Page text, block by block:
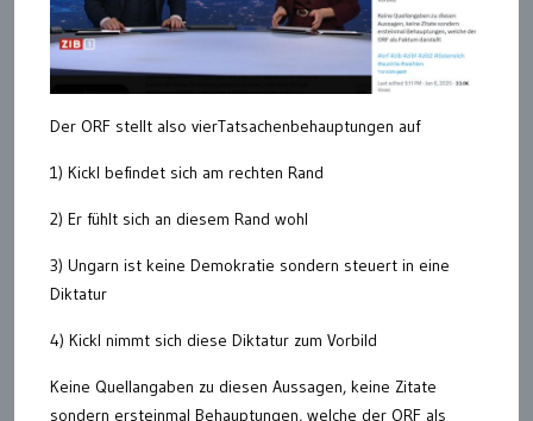
Der ORF stellt also vierTatsachenbehauptungen auf
1) Kickl befindet sich am rechten Rand
2) Er fühlt sich an diesem Rand wohl
3) Ungarn ist keine Demokratie sondern steuert in eine
Diktatur
4) Kickl nimmt sich diese Diktatur zum Vorbild
Keine Quellangaben zu diesen Aussagen, keine Zitate
sondern ersteinmal Behauptungen, welche der ORF als